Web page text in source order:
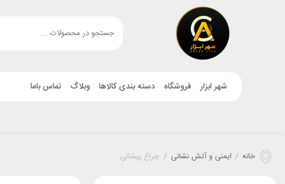
شهر ابزار فروشگاه دسته بندی کالاها وبلاگ تماس باما
خانه / ایمنی و آتش نشانی / چراغ پیشانی